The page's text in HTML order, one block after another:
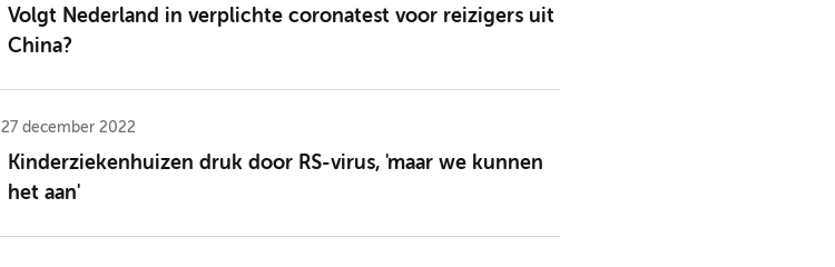
Volgt Nederland in verplichte coronatest voor reizigers uit
China?
27 december 2022
Kinderziekenhuizen druk door RS-virus, 'maar we kunnen
het aan'